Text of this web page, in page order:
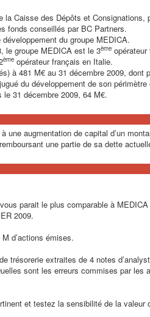
Caisse des Dépôts et Consignations,
fonds conseillés par BC Partners.
du groupe MEDICA.
le groupe MEDICA est le 3ème
ème opérateur français en Italie.
à 481 M€ au 31 décembre 2009, dont
du développement de son
31 décembre 2009, 64 M€.
augmentation de capital d’un
une partie de sa dette
parait le plus comparable à
2009.
d’actions émises.
trésorerie extraites de 4 notes
sont les erreurs commises par les
et testez la sensibilité de la valeur